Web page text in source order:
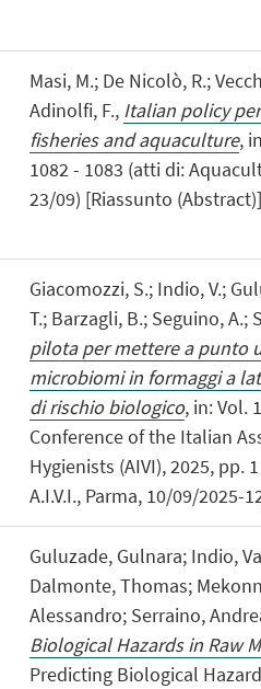
Masi, M.; De Nicolò, R.;
Adinolfi, F., Italian policy
fisheries and aquaculture,
1082 - 1083 (atti di:
23/09) [Riassunto (Abstract)]
Giacomozzi, S.; Indio, V.;
T.; Barzagli, B.; Seguino, A.;
pilota per mettere a punto
microbiomi in formaggi a
di rischio biologico, in: Vol.
Conference of the Italian
Hygienists (AIVI), 2025, pp.
A.I.V.I., Parma, 10/09/2025-
Guluzade, Gulnara; Indio,
Dalmonte, Thomas;
Alessandro; Serraino,
Biological Hazards in Raw
Predicting Biological